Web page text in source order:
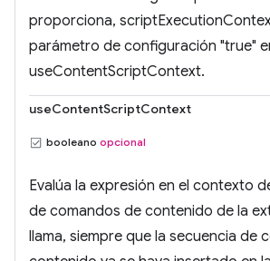
proporciona,
parámetro de configuración "true"
useContentScriptContext.
useContentScriptContext
booleano opcional
Evalúa la expresión en el contexto
de comandos de contenido de la
llama, siempre que la secuencia de